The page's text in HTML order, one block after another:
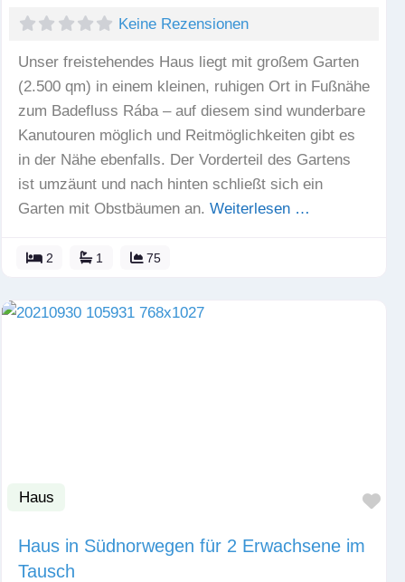
Keine Rezensionen
Unser freistehendes Haus liegt mit großem Garten
(2.500 qm) in einem kleinen, ruhigen Ort in Fußnähe
zum Badefluss Rába – auf diesem sind wunderbare
Kanutouren möglich und Reitmöglichkeiten gibt es
in der Nähe ebenfalls. Der Vorderteil des Gartens
ist umzäunt und nach hinten schließt sich ein
Garten mit Obstbäumen an. Weiterlesen …
2 1 75
Haus
Haus in Südnorwegen für 2 Erwachsene im
Tausch